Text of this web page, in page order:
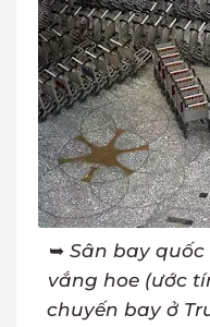
➥ Sân bay
vắng hoe (ước
chuyến bay ở